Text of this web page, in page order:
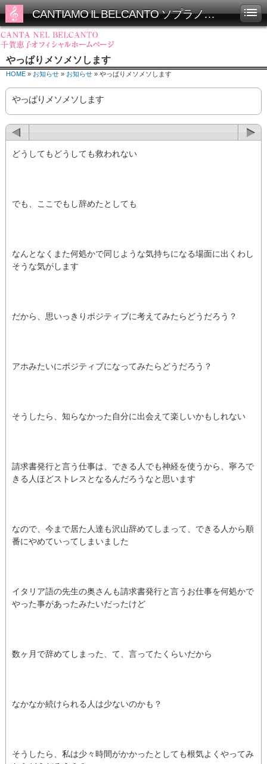
CANTIAMO IL BELCANTO ソプラノ千賀恵子オフィシャルホームページ
やっぱりメソメソします
HOME » お知らせ » お知らせ » やっぱりメソメソします
やっぱりメソメソします
どうしてもどうしても救われない
でも、ここでもし辞めたとしても
なんとなくまた何処かで同じような気持ちになる場面に出くわし
そうな気がします
だから、思いっきりポジティブに考えてみたらどうだろう？
アホみたいにポジティブになってみたらどうだろう？
そうしたら、知らなかった自分に出会えて楽しいかもしれない
請求書発行と言う仕事は、できる人でも神経を使うから、寧ろで
きる人ほどストレスとなるんだろうなと思います
なので、今まで居た人達も沢山辞めてしまって、できる人から順
番にやめていってしまいました
イタリア語の先生の奥さんも請求書発行と言うお仕事を何処かで
やった事があったみたいだったけど
数ヶ月で辞めてしまった、て、言ってたくらいだから
なかなか続けられる人は少ないのかも？
そうしたら、私は少々時間がかかったとしても根気よくやってみ